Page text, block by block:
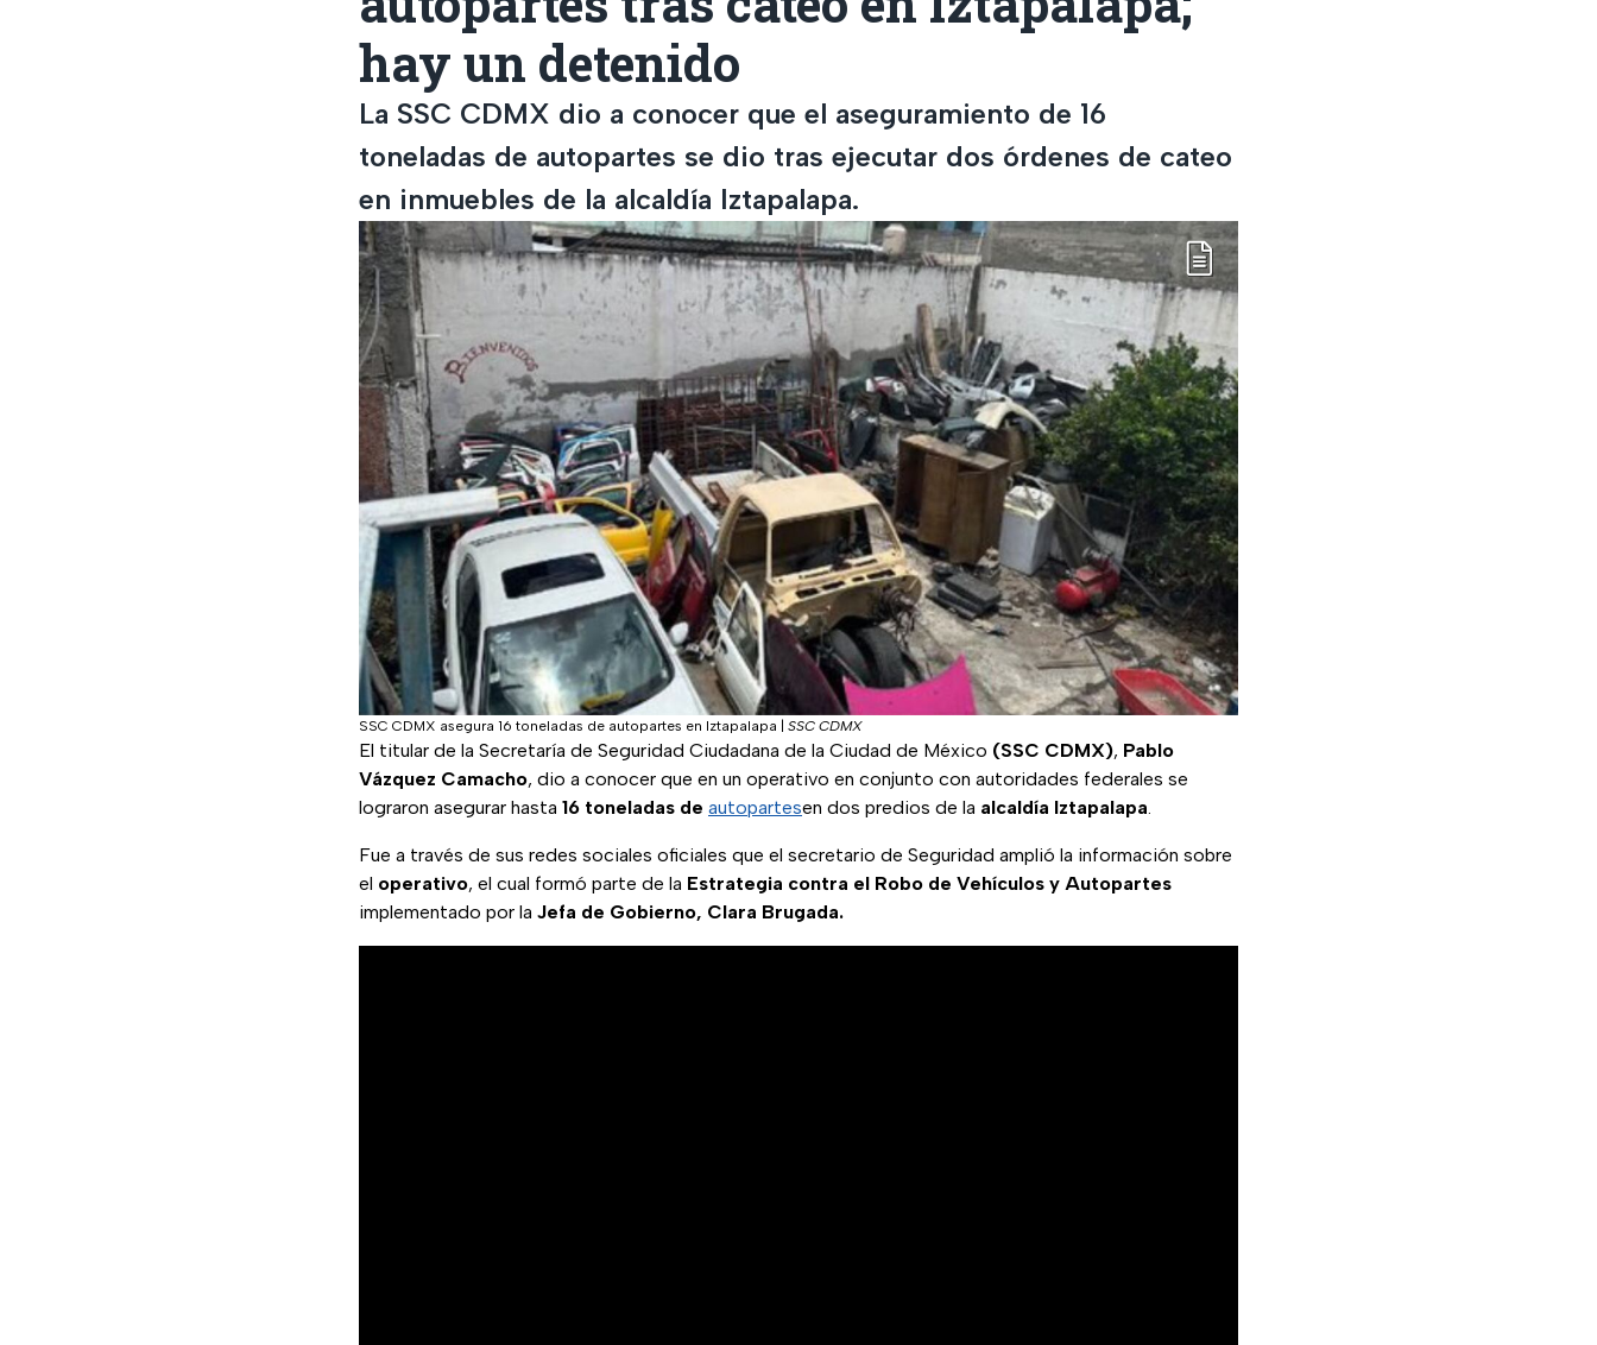
hay un detenido
La SSC CDMX dio a conocer que el aseguramiento de 16
toneladas de autopartes se dio tras ejecutar dos órdenes de cateo
en inmuebles de la alcaldía Iztapalapa.
SSC CDMX asegura 16 toneladas de autopartes en Iztapalapa SSC CDMX
El titular de la Secretaría de Seguridad Ciudadana de la Ciudad de México (SSC CDMX), Pablo
Vázquez Camacho, dio a conocer que en un operativo en conjunto con autoridades federales se
lograron asegurar hasta 16 toneladas de autopartesen dos predios de la alcaldía Iztapalapa.
Fue a través de sus redes sociales oficiales que el secretario de Seguridad amplió la información sobre
el operativo, el cual formó parte de la Estrategia contra el Robo de Vehículos y Autopartes
implementado por la Jefa de Gobierno, Clara Brugada.